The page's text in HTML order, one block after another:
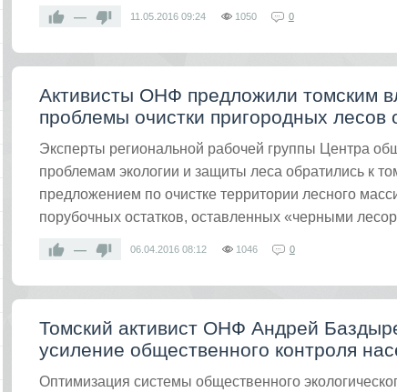
— 11.05.2016 09:24 1050 0
Активисты ОНФ предложили томским
проблемы очистки пригородных лесов
Эксперты региональной рабочей группы Центра
проблемам экологии и защиты леса обратились к
предложением по очистке территории лесного
порубочных остатков, оставленных «черными
— 06.04.2016 08:12 1046 0
Томский активист ОНФ Андрей
усиление общественного контроля
Оптимизация системы общественного